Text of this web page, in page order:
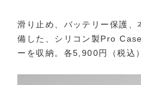
滑り止め、バッテリー保護、
備した、シリコン製Pro
ーを収納。各5,900円（税込）